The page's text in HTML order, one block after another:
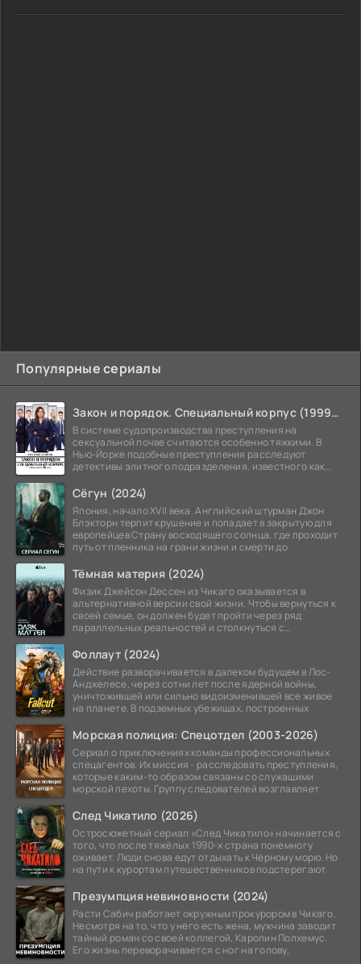
Популярные сериалы
Закон и порядок. Специальный корпус (1999-2026)
В системе судопроизводства преступления на
сексуальной почве считаются особенно тяжкими. В
Нью-Йорке подобные преступления расследуют
детективы элитного подразделения, известного как
Сёгун (2024)
Япония, начало XVII века. Английский штурман Джон
Блэкторн терпит крушение и попадает в закрытую для
европейцев Страну восходящего солнца, где проходит
путь от пленника на грани жизни и смерти до
Тёмная материя (2024)
Физик Джейсон Дессен из Чикаго оказывается в
альтернативной версии свой жизни. Чтобы вернуться к
своей семье, он должен будет пройти через ряд
параллельных реальностей и столкнуться с
Фоллаут (2024)
Действие разворачивается в далеком будущем в Лос-
Анджелесе, через сотни лет после ядерной войны,
уничтожившей или сильно видоизменившей все живое
на планете. В подземных убежищах, построенных
Морская полиция: Спецотдел (2003-2026)
Сериал о приключениях команды профессиональных
спецагентов. Их миссия - расследовать преступления,
которые каким-то образом связаны со служащими
морской пехоты. Группу следователей возглавляет
След Чикатило (2026)
Остросюжетный сериал «След Чикатило» начинается с
того, что после тяжёлых 1990-х страна понемногу
оживает. Люди снова едут отдыхать к Чёрному морю. Но
на пути к курортам путешественников подстерегают
Презумпция невиновности (2024)
Расти Сабич работает окружным прокурором в Чикаго.
Несмотря на то, что у него есть жена, мужчина заводит
тайный роман со своей коллегой, Каролин Полхемус.
Его жизнь переворачивается с ног на голову,